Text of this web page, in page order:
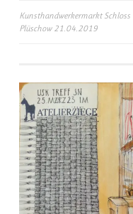
Beitrags-
Kunsthandwerkermarkt Schloss
Plüschow 21.04.2019